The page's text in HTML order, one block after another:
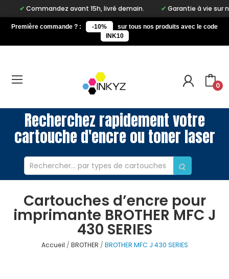
Commandez avant 15h, livré demain. Garantie à vie sur notre
Première commande ? : -10%
sur tous nos produits avec le code
INK10
0
Recherchez rapidement votre
cartouche d'encre ou toner laser
Cartouches d’encre pour
imprimante BROTHER MFC J
430 SERIES
Accueil BROTHER BROTHER MFC J 430 SERIES